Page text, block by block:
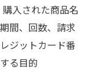
入された商品名
間、回数、請求
ジットカード番
る目的